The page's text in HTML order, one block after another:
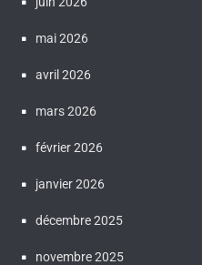
mai 2026
avril 2026
mars 2026
février 2026
janvier 2026
décembre 2025
novembre 2025